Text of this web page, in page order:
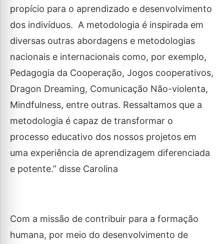
propício para o aprendizado e desenvolvimento
dos indivíduos. A metodologia é inspirada em
diversas outras abordagens e metodologias
nacionais e internacionais como, por exemplo,
Pedagogia da Cooperação, Jogos cooperativos,
Dragon Dreaming, Comunicação Não-violenta,
Mindfulness, entre outras. Ressaltamos que a
metodologia é capaz de transformar o
processo educativo dos nossos projetos em
uma experiência de aprendizagem diferenciada
e potente.” disse Carolina
Com a missão de contribuir para a formação
humana, por meio do desenvolvimento de